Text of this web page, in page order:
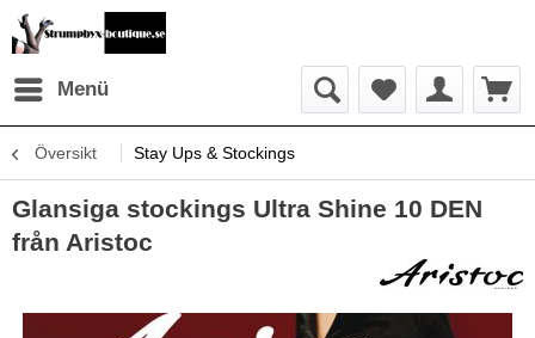
Menü
Översikt Stay Ups & Stockings
Glansiga stockings Ultra Shine 10 DEN
från Aristoc